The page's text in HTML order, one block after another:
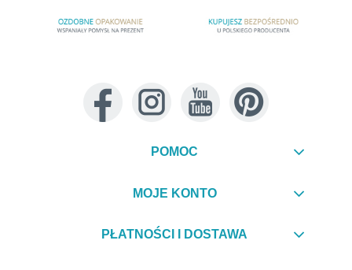
POMOC
MOJE KONTO
PŁATNOŚCI I DOSTAWA